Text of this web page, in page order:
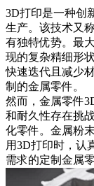
3D打印是一种创
生产。该技术又
有独特优势。最
现的复杂精细形
快速迭代且减少
制的金属零件。
然而， 金属零件
和耐久性存在挑
化零件。金属粉
用3D打印时，认
需求的定制金属零